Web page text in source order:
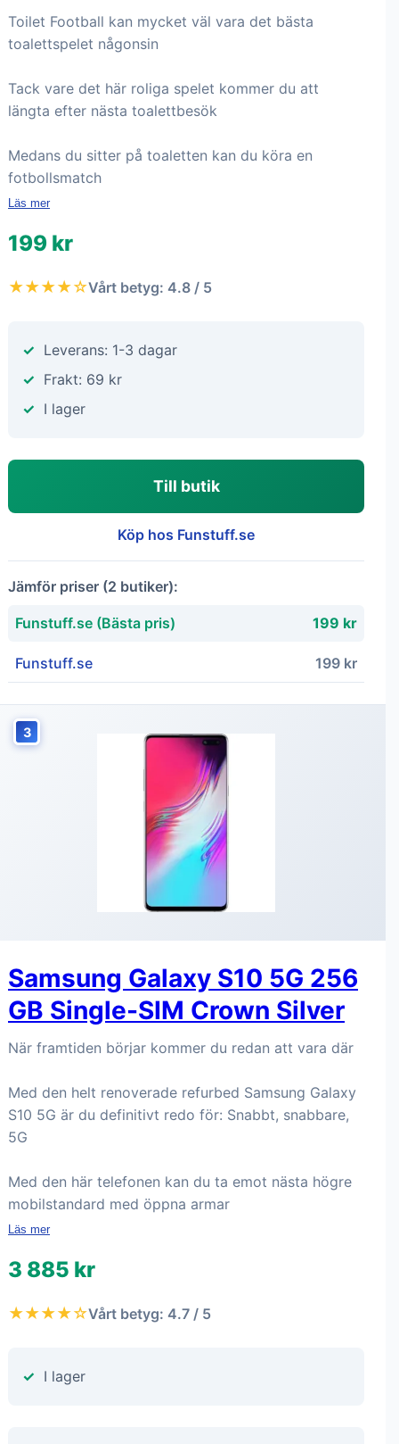
Toilet Football kan mycket väl vara det bästa
toalettspelet någonsin
Tack vare det här roliga spelet kommer du att
längta efter nästa toalettbesök
Medans du sitter på toaletten kan du köra en
fotbollsmatch
Läs mer
199 kr
★★★★☆Vårt betyg: 4.8 / 5
Leverans: 1-3 dagar
Frakt: 69 kr
I lager
Till butik
Köp hos Funstuff.se
Jämför priser (2 butiker):
Funstuff.se (Bästa pris) 199 kr
Funstuff.se 199 kr
3
Samsung Galaxy S10 5G 256
GB Single-SIM Crown Silver
När framtiden börjar kommer du redan att vara där
Med den helt renoverade refurbed Samsung Galaxy
S10 5G är du definitivt redo för: Snabbt, snabbare,
5G
Med den här telefonen kan du ta emot nästa högre
mobilstandard med öppna armar
Läs mer
3 885 kr
★★★★☆Vårt betyg: 4.7 / 5
I lager